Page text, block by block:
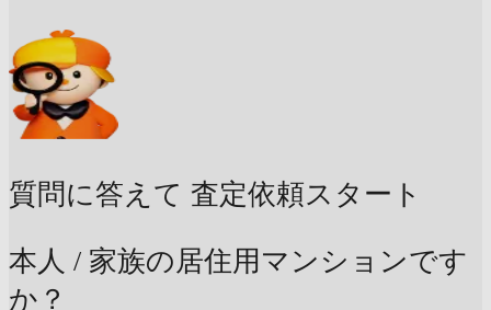
質問に答えて 査定依頼スタート
本人 / 家族の居住用マンションです
か？